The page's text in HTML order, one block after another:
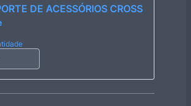
DE ACESSÓRIOS CROSS